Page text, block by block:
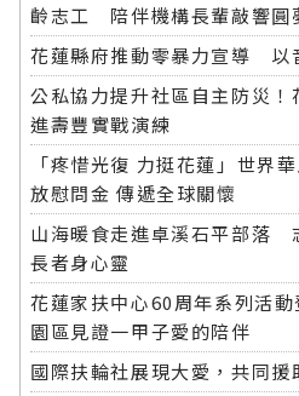
齡志工 陪伴機構長輩敲響圓
花蓮縣府推動零暴力宣導 以
公私協力提升社區自主防災
進壽豐實戰演練
「疼惜光復 力挺花蓮」世界
放慰問金 傳遞全球關懷
山海暖食走進卓溪石平部落
長者身心靈
花蓮家扶中心60周年系列活
園區見證一甲子愛的陪伴
國際扶輪社展現大愛，共同